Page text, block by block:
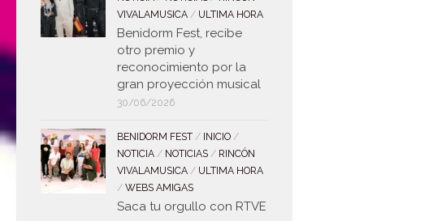
VIVALAMUSICA / ULTIMA HORA
Benidorm Fest, recibe
otro premio y
reconocimiento por la
gran proyección musical
30/06/2026
BENIDORM FEST / INICIO /
NOTICIA / NOTICIAS / RINCÓN
VIVALAMUSICA / ULTIMA HORA
/ WEBS AMIGAS
Saca tu orgullo con RTVE